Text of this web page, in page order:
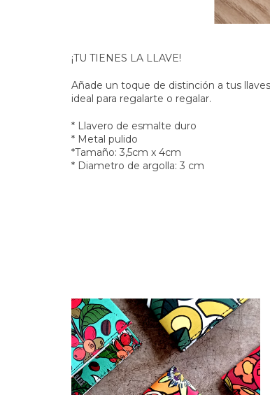
¡TU TIENES LA LLAVE!
Añade un toque de distinción a tus
ideal para regalarte o regalar.
* Llavero de esmalte duro
* Metal pulido
*Tamaño: 3,5cm x 4cm
* Diametro de argolla: 3 cm